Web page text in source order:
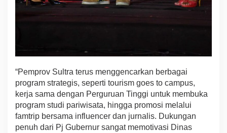
“Pemprov Sultra terus menggencarkan berbagai
program strategis, seperti tourism goes to campus,
kerja sama dengan Perguruan Tinggi untuk membuka
program studi pariwisata, hingga promosi melalui
famtrip bersama influencer dan jurnalis. Dukungan
penuh dari Pj Gubernur sangat memotivasi Dinas